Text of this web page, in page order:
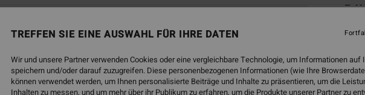
ECO-
€
TREFFEN SIE EINE AUSWAHL FÜR IHRE DATEN
Wir und unsere Partner verwenden Cookies oder eine vergleichbare Technologie, um Informationen auf
speichern und/oder darauf zuzugreifen. Diese personenbezogenen Informationen (wie Ihre
können verwendet werden, um Ihnen personalisierte Beiträge und Inhalte zu präsentieren, um die
Inhalten zu messen, und um mehr über ihr Publikum zu erfahren, um die Produkte unserer Partner zu